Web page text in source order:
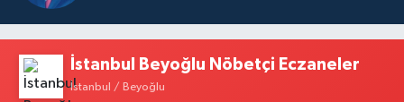
İstanbul Beyoğlu Nöbetçi Eczaneler
İstanbul / Beyoğlu